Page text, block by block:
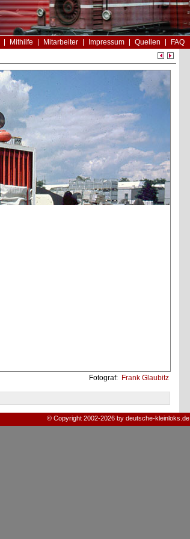
Mithilfe Mitarbeiter Impressum Quellen
FAQ
Fotograf: Frank Glaubitz
© Copyright 2002-2026 by deutsche-kleinloks.de